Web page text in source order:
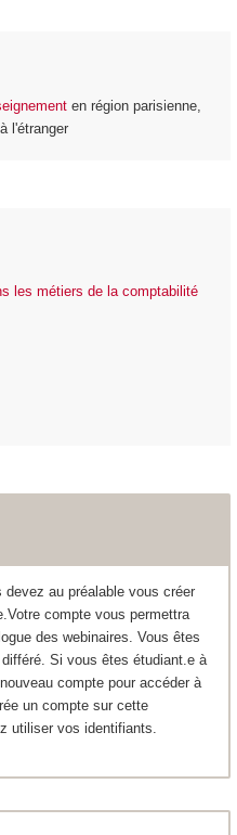
en région parisienne,
l'étranger
les métiers de la comptabilité
au préalable vous créer
compte vous permettra
des webinaires. Vous êtes
Si vous êtes étudiant.e à
compte pour accéder à
un compte sur cette
utiliser vos identifiants.